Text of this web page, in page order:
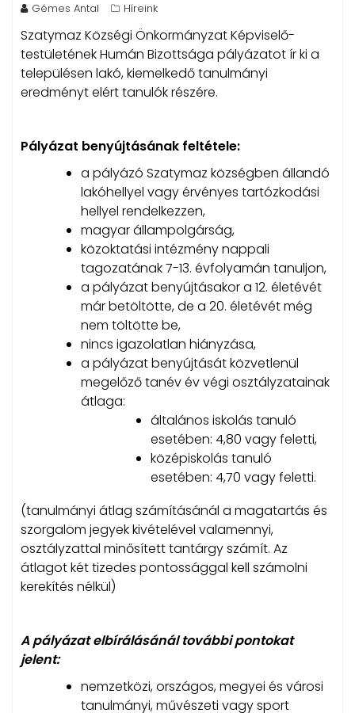
Gémes Antal Híreink
Szatymaz Községi Önkormányzat Képviselő-
testületének Humán Bizottsága pályázatot ír ki a
településen lakó, kiemelkedő tanulmányi
eredményt elért tanulók részére.
Pályázat benyújtásának feltétele:
a pályázó Szatymaz községben állandó
lakóhellyel vagy érvényes tartózkodási
hellyel rendelkezzen,
magyar állampolgárság,
közoktatási intézmény nappali
tagozatának 7-13. évfolyamán tanuljon,
a pályázat benyújtásakor a 12. életévét
már betöltötte, de a 20. életévét még
nem töltötte be,
nincs igazolatlan hiányzása,
a pályázat benyújtását közvetlenül
megelőző tanév év végi osztályzatainak
átlaga:
általános iskolás tanuló
esetében: 4,80 vagy feletti,
középiskolás tanuló
esetében: 4,70 vagy feletti.
(tanulmányi átlag számításánál a magatartás és
szorgalom jegyek kivételével valamennyi,
osztályzattal minősített tantárgy számít. Az
átlagot két tizedes pontossággal kell számolni
kerekítés nélkül)
A pályázat elbírálásánál további pontokat
jelent:
nemzetközi, országos, megyei és városi
tanulmányi, művészeti vagy sport